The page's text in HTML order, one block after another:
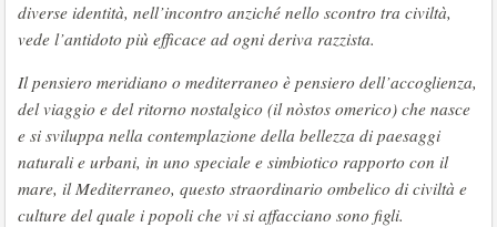
diverse identità, nell’incontro anziché nello scontro tra civiltà,
vede l’antidoto più efficace ad ogni deriva razzista.
Il pensiero meridiano o mediterraneo è pensiero dell’accoglienza,
del viaggio e del ritorno nostalgico (il nòstos omerico) che nasce
e si sviluppa nella contemplazione della bellezza di paesaggi
naturali e urbani, in uno speciale e simbiotico rapporto con il
mare, il Mediterraneo, questo straordinario ombelico di civiltà e
culture del quale i popoli che vi si affacciano sono figli.